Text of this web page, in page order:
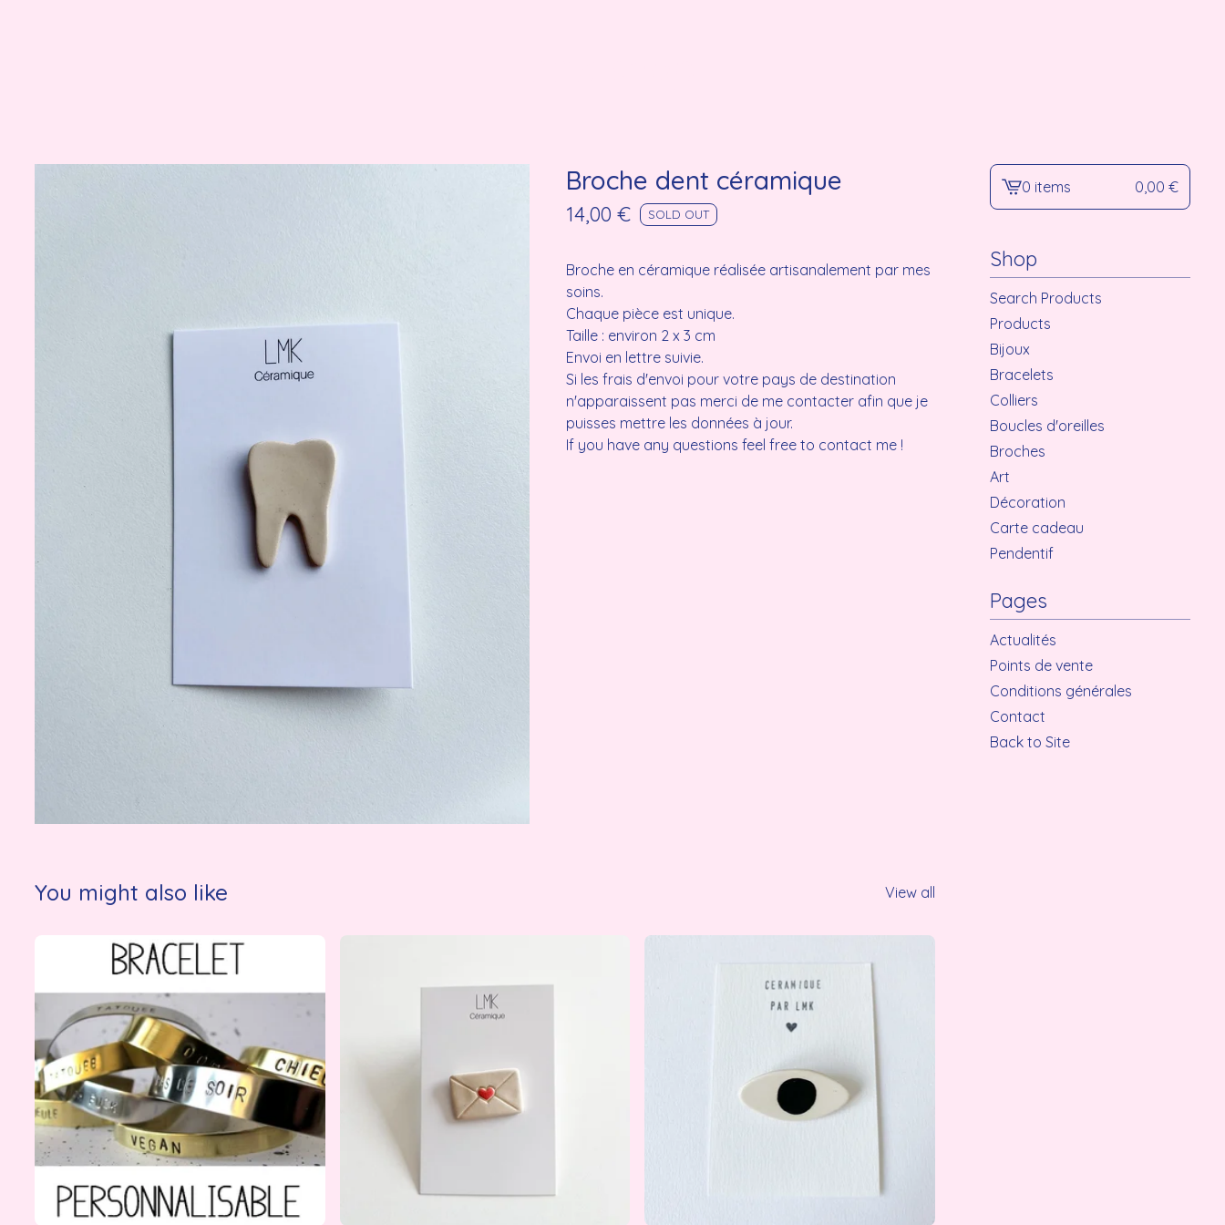
Broche dent céramique
14,00€ SOLD OUT
Broche en céramique réalisée artisanalement par mes
soins.
Chaque pièce est unique.
Taille : environ 2 x 3 cm
Envoi en lettre suivie.
Si les frais d'envoi pour votre pays de destination
n'apparaissent pas merci de me contacter afin que je
puisses mettre les données à jour.
If you have any questions feel free to contact me !
View
0 items 0,00 €
Shop
Search Products
Products
Bijoux
Bracelets
Colliers
Boucles d'oreilles
Broches
Art
Décoration
Carte cadeau
Pendentif
Pages
Actualités
Points de vente
Conditions générales
Contact
Back to Site
You might also like View all